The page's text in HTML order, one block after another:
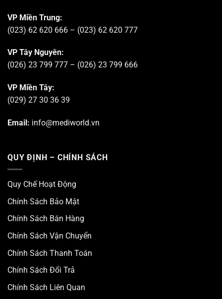
VP Miền Trung:
(023) 62 620 666 – (023) 62 620 777
VP Tây Nguyên:
(026) 23 799 777 – (026) 23 799 666
VP Miền Tây:
(029) 27 30 36 39
Email: info@mediworld.vn
QUY ĐỊNH – CHÍNH SÁCH
Quy Chế Hoạt Động
Chính Sách Bảo Mật
Chính Sách Bán Hàng
Chính Sách Vận Chuyển
Chính Sách Thanh Toán
Chính Sách Đổi Trả
Chính Sách Liên Quan